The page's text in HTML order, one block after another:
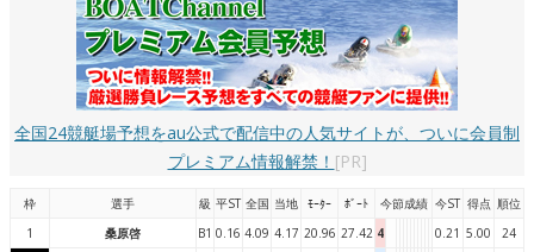
全国24競艇場予想をau公式で配信中の人気サイトが、ついに会員制
プレミアム情報解禁！ [PR]
枠 選手 級 平ST 全国 当地 ﾓｰﾀｰ ﾎﾞｰﾄ 今節成績 今ST 得点 順位
1
桑原啓 B1 0.16 4.09 4.17 20.96 27.42 4 0.21 5.00
24